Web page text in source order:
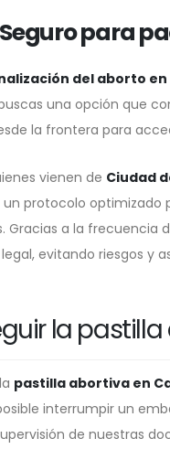
para
del aborto
una opción que
la frontera para
vienen de Ciudad
protocolo
Gracias a la frecuencia
evitando riesgos y
la
pastilla abortiva en
interrumpir un
de nuestras